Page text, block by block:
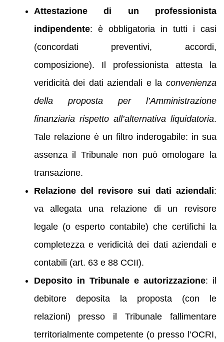
Attestazione di un professionista
indipendente: è obbligatoria in tutti i casi
(concordati preventivi, accordi,
composizione). Il professionista attesta la
veridicità dei dati aziendali e la convenienza
della proposta per l’Amministrazione
finanziaria rispetto all’alternativa liquidatoria.
Tale relazione è un filtro inderogabile: in sua
assenza il Tribunale non può omologare la
transazione.
Relazione del revisore sui dati aziendali:
va allegata una relazione di un revisore
legale (o esperto contabile) che certifichi la
completezza e veridicità dei dati aziendali e
contabili (art. 63 e 88 CCII).
Deposito in Tribunale e autorizzazione: il
debitore deposita la proposta (con le
relazioni) presso il Tribunale fallimentare
territorialmente competente (o presso l’OCRI,